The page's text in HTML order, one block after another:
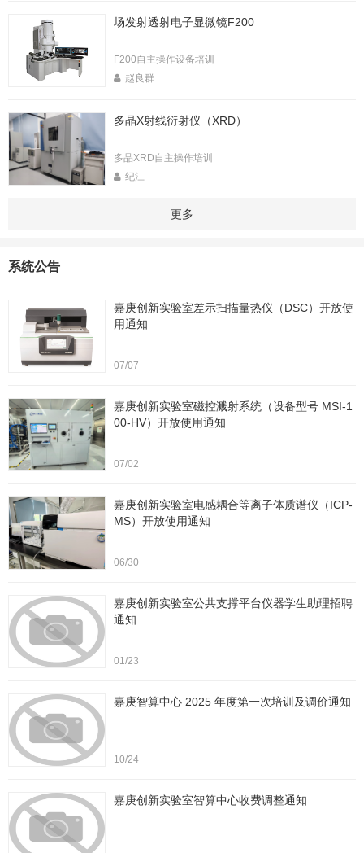
场发射透射电子显微镜F200
F200自主操作设备培训
赵良群
多晶X射线衍射仪（XRD）
多晶XRD自主操作培训
纪江
更多
系统公告
嘉庚创新实验室差示扫描量热仪（DSC）开放使
用通知
07/07
嘉庚创新实验室磁控溅射系统（设备型号 MSI-1
00-HV）开放使用通知
07/02
嘉庚创新实验室电感耦合等离子体质谱仪（ICP-
MS）开放使用通知
06/30
嘉庚创新实验室公共支撑平台仪器学生助理招聘
通知
01/23
嘉庚智算中心 2025 年度第一次培训及调价通知
10/24
嘉庚创新实验室智算中心收费调整通知